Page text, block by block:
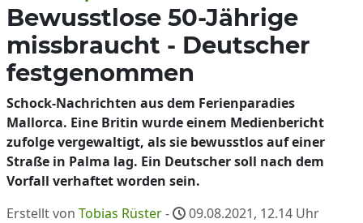
Bewusstlose 50-Jährige
missbraucht - Deutscher
festgenommen
Schock-Nachrichten aus dem Ferienparadies
Mallorca. Eine Britin wurde einem Medienbericht
zufolge vergewaltigt, als sie bewusstlos auf einer
Straße in Palma lag. Ein Deutscher soll nach dem
Vorfall verhaftet worden sein.
Erstellt von Tobias Rüster- 09.08.2021, 12.14 Uhr